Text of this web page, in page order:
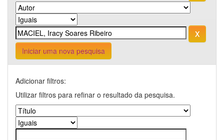
Iniciar uma nova pesquisa
Adicionar filtros:
Utilizar filtros para refinar o resultado da pesquisa.